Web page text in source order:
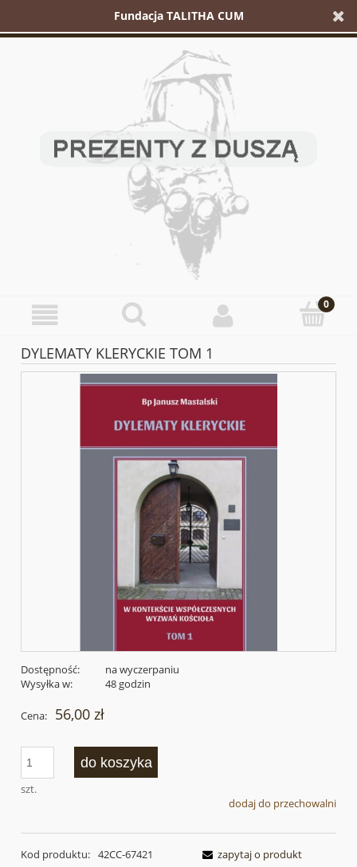
Fundacja TALITHA CUM
DYLEMATY KLERYCKIE TOM 1
Dostępność:
na wyczerpaniu
Wysyłka w:
48 godzin
Cena: 56,00 zł
szt.
do koszyka
dodaj do przechowalni
Kod produktu: 42CC-67421
zapytaj o produkt